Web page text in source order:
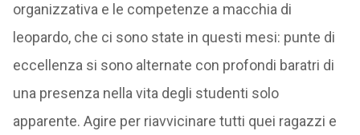
organizzativa e le competenze a macchia di
leopardo, che ci sono state in questi mesi: punte di
eccellenza si sono alternate con profondi baratri di
una presenza nella vita degli studenti solo
apparente. Agire per riavvicinare tutti quei ragazzi e